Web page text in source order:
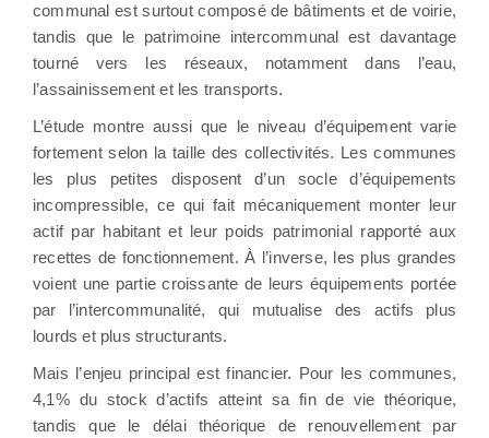
communal est surtout composé de bâtiments et de voirie,
tandis que le patrimoine intercommunal est davantage
tourné vers les réseaux, notamment dans l’eau,
l’assainissement et les transports.
L’étude montre aussi que le niveau d’équipement varie
fortement selon la taille des collectivités. Les communes
les plus petites disposent d’un socle d’équipements
incompressible, ce qui fait mécaniquement monter leur
actif par habitant et leur poids patrimonial rapporté aux
recettes de fonctionnement. À l’inverse, les plus grandes
voient une partie croissante de leurs équipements portée
par l’intercommunalité, qui mutualise des actifs plus
lourds et plus structurants.
Mais l’enjeu principal est financier. Pour les communes,
4,1% du stock d’actifs atteint sa fin de vie théorique,
tandis que le délai théorique de renouvellement par